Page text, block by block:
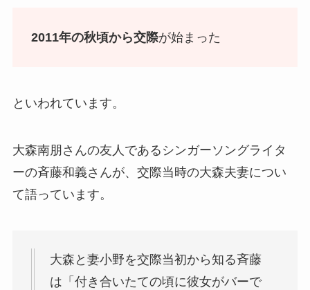
2011年の秋頃から交際が始まった
といわれています。
大森南朋さんの友人であるシンガーソングライタ
ーの斉藤和義さんが、交際当時の大森夫妻につい
て語っています。
大森と妻小野を交際当初から知る斉藤
は「付き合いたての頃に彼女がバーで